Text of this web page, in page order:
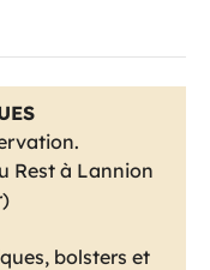
Rest à Lannion
bolsters et